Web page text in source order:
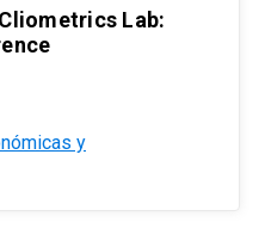
Lab:
y